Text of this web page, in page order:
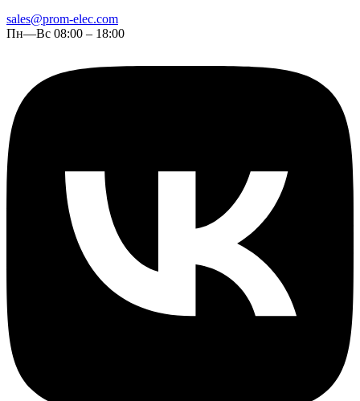
sales@prom-elec.com
Пн—Вс 08:00 – 18:00